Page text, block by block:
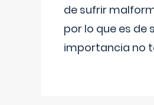
de sufrir
por lo que es de
importancia no